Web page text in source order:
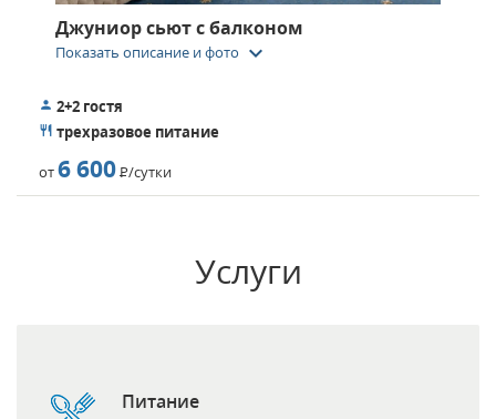
Джуниор сьют с балконом
Показать описание и фото keyboard_arrow_down
2+2 гостя
трехразовое питание
от6 600Р/сутки
Услуги
Питание